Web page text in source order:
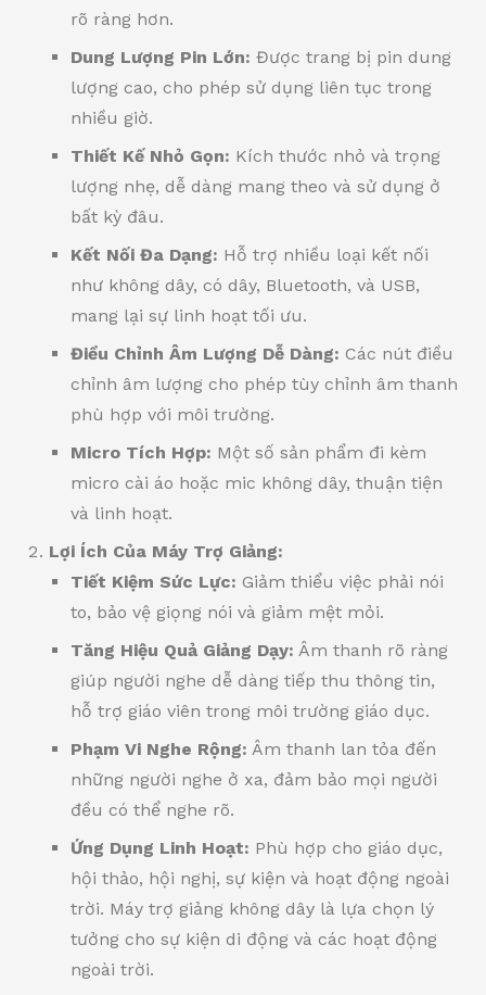
rõ ràng hơn.
Dung Lượng Pin Lớn: Được trang bị pin dung
lượng cao, cho phép sử dụng liên tục trong
nhiều giờ.
Thiết Kế Nhỏ Gọn: Kích thước nhỏ và trọng
lượng nhẹ, dễ dàng mang theo và sử dụng ở
bất kỳ đâu.
Kết Nối Đa Dạng: Hỗ trợ nhiều loại kết nối
như không dây, có dây, Bluetooth, và USB,
mang lại sự linh hoạt tối ưu.
Điều Chỉnh Âm Lượng Dễ Dàng: Các nút điều
chỉnh âm lượng cho phép tùy chỉnh âm thanh
phù hợp với môi trường.
Micro Tích Hợp: Một số sản phẩm đi kèm
micro cài áo hoặc mic không dây, thuận tiện
và linh hoạt.
Lợi Ích Của Máy Trợ Giảng:
Tiết Kiệm Sức Lực: Giảm thiểu việc phải nói
to, bảo vệ giọng nói và giảm mệt mỏi.
Tăng Hiệu Quả Giảng Dạy: Âm thanh rõ ràng
giúp người nghe dễ dàng tiếp thu thông tin,
hỗ trợ giáo viên trong môi trường giáo dục.
Phạm Vi Nghe Rộng: Âm thanh lan tỏa đến
những người nghe ở xa, đảm bảo mọi người
đều có thể nghe rõ.
Ứng Dụng Linh Hoạt: Phù hợp cho giáo dục,
hội thảo, hội nghị, sự kiện và hoạt động ngoài
trời. Máy trợ giảng không dây là lựa chọn lý
tưởng cho sự kiện di động và các hoạt động
ngoài trời.